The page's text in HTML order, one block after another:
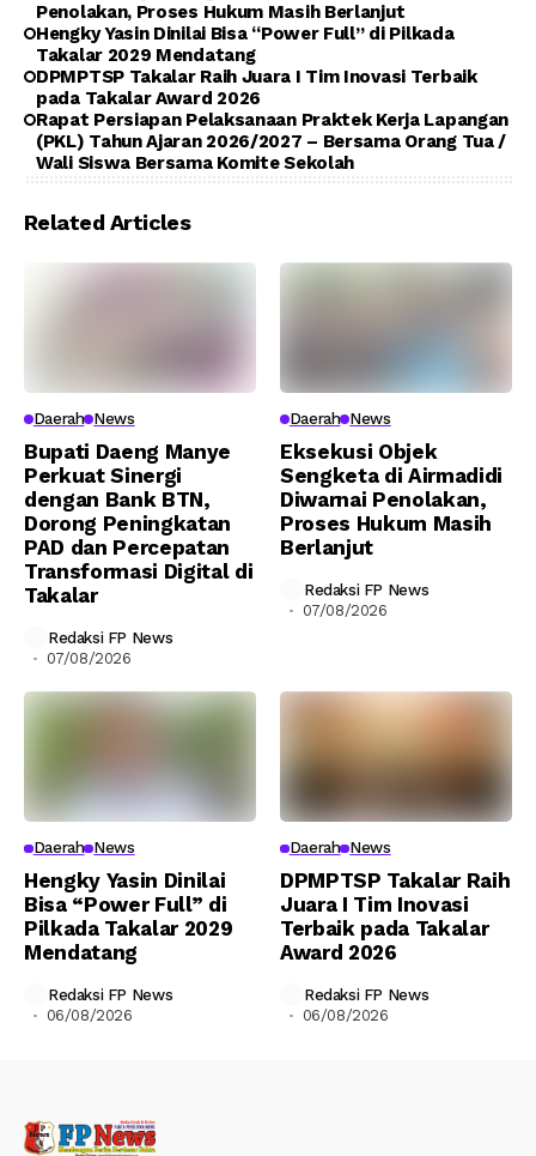
Penolakan, Proses Hukum Masih Berlanjut
Hengky Yasin Dinilai Bisa “Power Full” di Pilkada
Takalar 2029 Mendatang
DPMPTSP Takalar Raih Juara I Tim Inovasi Terbaik
pada Takalar Award 2026
Rapat Persiapan Pelaksanaan Praktek Kerja Lapangan
(PKL) Tahun Ajaran 2026/2027 – Bersama Orang Tua /
Wali Siswa Bersama Komite Sekolah
Related Articles
Daerah News
Bupati Daeng Manye
Perkuat Sinergi
dengan Bank BTN,
Dorong Peningkatan
PAD dan Percepatan
Transformasi Digital di
Takalar
Redaksi FP News
07/08/2026
Daerah News
Eksekusi Objek
Sengketa di Airmadidi
Diwarnai Penolakan,
Proses Hukum Masih
Berlanjut
Redaksi FP News
07/08/2026
Daerah News
Hengky Yasin Dinilai
Bisa “Power Full” di
Pilkada Takalar 2029
Mendatang
Redaksi FP News
06/08/2026
Daerah News
DPMPTSP Takalar Raih
Juara I Tim Inovasi
Terbaik pada Takalar
Award 2026
Redaksi FP News
06/08/2026